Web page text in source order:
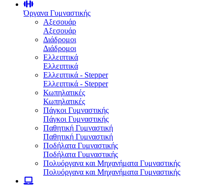
Όργανα Γυμναστικής
Αξεσουάρ
Αξεσουάρ
Διάδρομοι
Διάδρομοι
Ελλειπτικά
Ελλειπτικά
Ελλειπτικά - Stepper
Ελλειπτικά - Stepper
Κωπηλατικές
Κωπηλατικές
Πάγκοι Γυμναστικής
Πάγκοι Γυμναστικής
Παθητική Γυμναστική
Παθητική Γυμναστική
Ποδήλατα Γυμναστικής
Ποδήλατα Γυμναστικής
Πολυόργανα και Μηχανήματα Γυμναστικής
Πολυόργανα και Μηχανήματα Γυμναστικής